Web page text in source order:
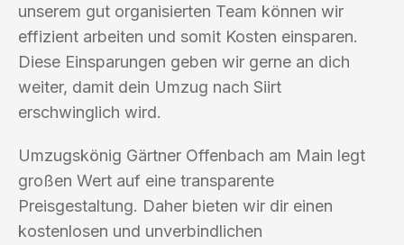
unserem gut organisierten Team können wir
effizient arbeiten und somit Kosten einsparen.
Diese Einsparungen geben wir gerne an dich
weiter, damit dein Umzug nach Siirt
erschwinglich wird.
Umzugskönig Gärtner Offenbach am Main legt
großen Wert auf eine transparente
Preisgestaltung. Daher bieten wir dir einen
kostenlosen und unverbindlichen